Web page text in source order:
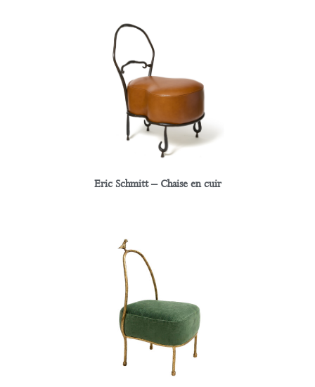
Eric Schmitt – Chaise en cuir